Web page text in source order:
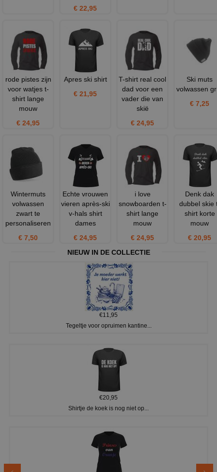
€ 22,95
rode pistes zijn
voor watjes t-
shirt lange
mouw
€ 24,95
Apres ski shirt
€ 21,95
T-shirt real cool
dad voor een
vader die van
skië
€ 24,95
Ski muts
volwassen
€ 7,25
Wintermuts
volwassen
zwart te
personaliseren
€ 7,50
Echte vrouwen
vieren après-ski
v-hals shirt
dames
€ 24,95
i love
snowboarden t-
shirt lange
mouw
€ 24,95
Denk dak
dubbel skie
shirt korte
mouw
€ 20,95
NIEUW IN DE COLLECTIE
€11,95
Tegeltje voor opruimen kantine...
€20,95
Shirtje de koek is nog niet op...